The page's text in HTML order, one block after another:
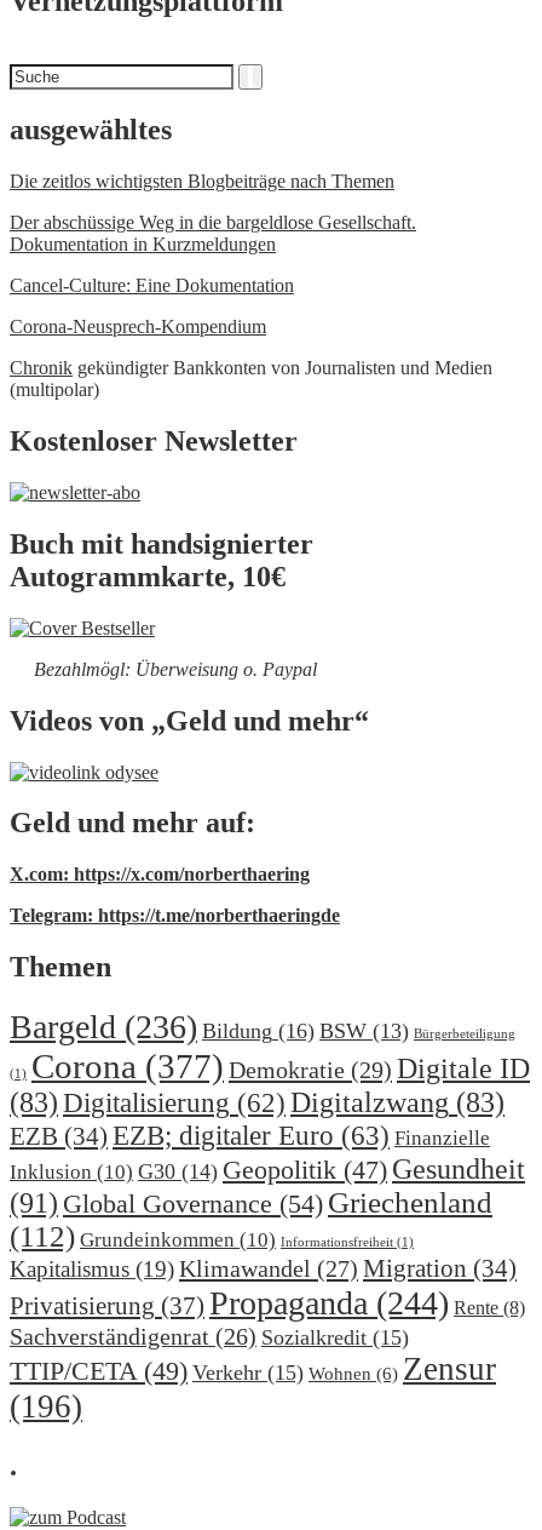
Suchen
nach
ausgewähltes
Die zeitlos wichtigsten Blogbeiträge nach Themen
Der abschüssige Weg in die bargeldlose Gesellschaft.
Dokumentation in Kurzmeldungen
Cancel-Culture: Eine Dokumentation
Corona-Neusprech-Kompendium
Chronik gekündigter Bankkonten von Journalisten und Medien
(multipolar)
Kostenloser Newsletter
Buch mit handsignierter
Autogrammkarte, 10€
Bezahlmögl: Überweisung o. Paypal
Videos von „Geld und mehr“
Geld und mehr auf:
X.com: https://x.com/norberthaering
Telegram: https://t.me/norberthaeringde
Themen
Bargeld (236) Bildung (16) BSW (13) Bürgerbeteiligung
(1) Corona (377) Demokratie (29) Digitale ID
(83) Digitalisierung (62) Digitalzwang (83)
EZB (34) EZB; digitaler Euro (63) Finanzielle
Inklusion (10) G30 (14) Geopolitik (47) Gesundheit
(91) Global Governance (54) Griechenland
(112) Grundeinkommen (10) Informationsfreiheit (1)
Kapitalismus (19)Klimawandel (27) Migration (34)
Privatisierung (37) Propaganda (244) Rente (8)
Sachverständigenrat (26) Sozialkredit (15)
TTIP/CETA(49) Verkehr (15) Wohnen (6) Zensur
(196)
.